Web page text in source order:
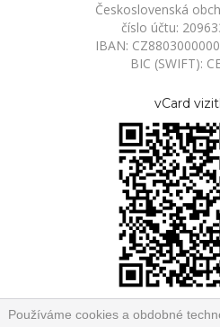
Československá
číslo účtu:
IBAN:
BIC (SWIFT):
vCard
Používáme cookies a obdobné